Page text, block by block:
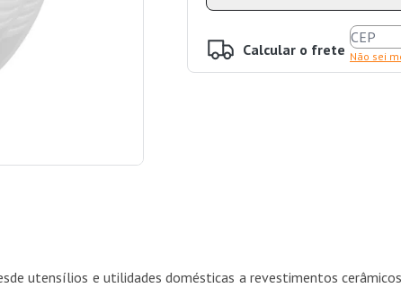
Calcular o frete Não sei
utensílios e utilidades domésticas a revestimentos